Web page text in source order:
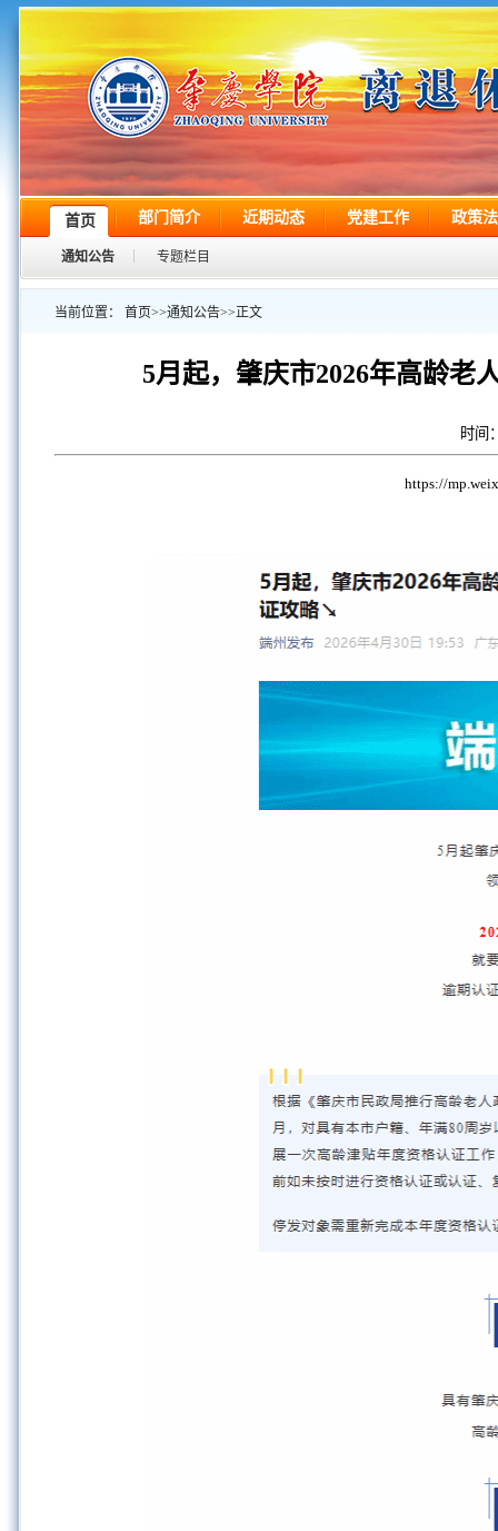
首页 部门简介 近期动态 党建工作 政策
通知公告 专题栏目
当前位置： 首页>>通知公告>>正文
5月起，肇庆市2026年高龄
时间
https://